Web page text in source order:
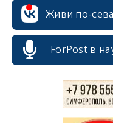
Живи по-
ForPost в